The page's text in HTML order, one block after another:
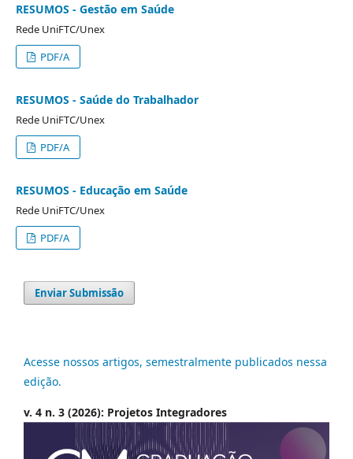
RESUMOS - Gestão em Saúde
Rede UniFTC/Unex
PDF/A
RESUMOS - Saúde do Trabalhador
Rede UniFTC/Unex
PDF/A
RESUMOS - Educação em Saúde
Rede UniFTC/Unex
PDF/A
Enviar Submissão
Acesse nossos artigos, semestralmente publicados nessa
edição.
v. 4 n. 3 (2026): Projetos Integradores